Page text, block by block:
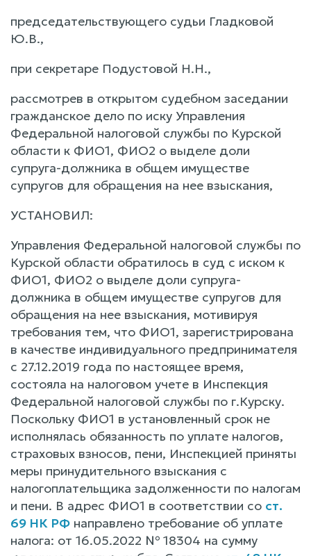
председательствующего судьи Гладковой
Ю.В.,
при секретаре Подустовой Н.Н.,
рассмотрев в открытом судебном заседании
гражданское дело по иску Управления
Федеральной налоговой службы по Курской
области к ФИО1, ФИО2 о выделе доли
супруга-должника в общем имуществе
супругов для обращения на нее взыскания,
УСТАНОВИЛ:
Управления Федеральной налоговой службы по
Курской области обратилось в суд с иском к
ФИО1, ФИО2 о выделе доли супруга-
должника в общем имуществе супругов для
обращения на нее взыскания, мотивируя
требования тем, что ФИО1, зарегистрирована
в качестве индивидуального предпринимателя
с 27.12.2019 года по настоящее время,
состояла на налоговом учете в Инспекция
Федеральной налоговой службы по г.Курску.
Поскольку ФИО1 в установленный срок не
исполнялась обязанность по уплате налогов,
страховых взносов, пени, Инспекцией приняты
меры принудительного взыскания с
налогоплательщика задолженности по налогам
и пени. В адрес ФИО1 в соответствии со ст.
69 НК РФ направлено требование об уплате
налога: от 16.05.2022 № 18304 на сумму